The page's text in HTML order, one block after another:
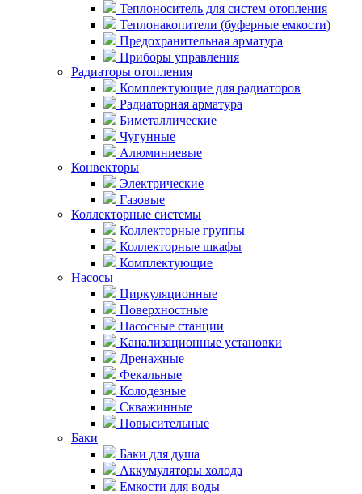
Теплоноситель для систем отопления
Теплонакопители (буферные емкости)
Предохранительная арматура
Приборы управления
Радиаторы отопления
Комплектующие для радиаторов
Радиаторная арматура
Биметаллические
Чугунные
Алюминиевые
Конвекторы
Электрические
Газовые
Коллекторные системы
Коллекторные группы
Коллекторные шкафы
Комплектующие
Насосы
Циркуляционные
Поверхностные
Насосные станции
Канализационные установки
Дренажные
Фекальные
Колодезные
Скважинные
Повысительные
Баки
Баки для душа
Аккумуляторы холода
Емкости для воды